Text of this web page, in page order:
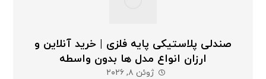
صندلی پلاستیکی پایه فلزی | خرید آنلاین و
ارزان انواع مدل ها بدون واسطه
ژوئن ۸, ۲۰۲۶